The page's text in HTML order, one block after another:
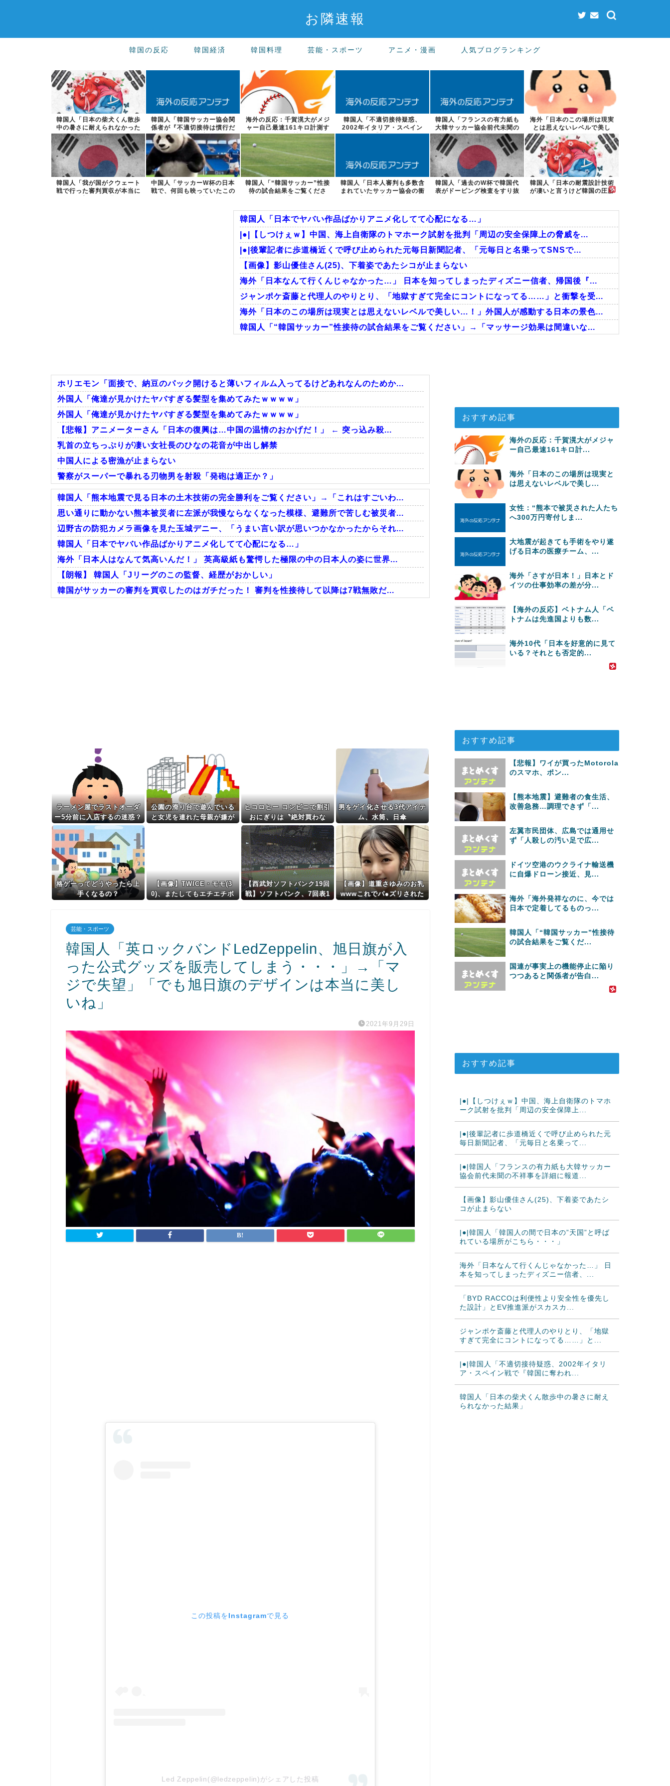
お隣速報
韓国の反応 韓国経済 韓国料理 芸能・スポーツ アニメ・漫画 人気ブログランキング
韓国人「日本の柴犬くん散歩
中の暑さに耐えられなかった
結果」
韓国人「韓国サッカー協会関
係者が『不適切接待は慣行だ
った』と衝撃...
海外の反応：千賀滉大がメジ
ャー自己最速161キロ計測す
るなど2戦...
韓国人「不適切接待疑惑、
2002年イタリア・スペイン
戦で『韓国に...
韓国人「フランスの有力紙も
大韓サッカー協会前代未聞の
不祥事を詳細...
海外「日本のこの場所は現実
とは思えないレベルで美し
い…！」外国人...
韓国人「我が国がクウェート
戦で行った審判買収が本当に
中国人「サッカーW杯の日本
戦で、何回も映っていたこの
韓国人「“韓国サッカー”性接
待の試合結果をご覧くださ
韓国人「日本人審判も多数含
まれていたサッカー協会の衝
韓国人「過去のW杯で韓国代
表がドーピング検査をすり抜
韓国人「日本の耐震設計技術
が凄いと言うけど韓国の圧勝
韓国人「日本でヤバい作品ばかりアニメ化してて心配になる…」
|●|【しつけぇｗ】中国、海上自衛隊のトマホーク試射を批判「周辺の安全保障上の脅威を...
|●|後輩記者に歩道橋近くで呼び止められた元毎日新聞記者、「元毎日と名乗ってSNSで...
【画像】影山優佳さん(25)、下着姿であたシコが止まらない
海外「日本なんて行くんじゃなかった…」 日本を知ってしまったディズニー信者、帰国後『...
ジャンポケ斎藤と代理人のやりとり、「地獄すぎて完全にコントになってる……」と衝撃を受...
海外「日本のこの場所は現実とは思えないレベルで美しい…！」外国人が感動する日本の景色...
韓国人「“韓国サッカー”性接待の試合結果をご覧ください」→「マッサージ効果は間違いな...
海外「さすが日本！」日本とドイツの仕事効率の差が分かる数字に海外が大騒ぎ
Powered by livedoor 相互RSS
ホリエモン「面接で、納豆のパック開けると薄いフィルム入ってるけどあれなんのためか...
外国人「俺達が見かけたヤバすぎる髪型を集めてみたｗｗｗｗ」
外国人「俺達が見かけたヤバすぎる髪型を集めてみたｗｗｗｗ」
【悲報】アニメーターさん「日本の復興は…中国の温情のおかげだ！」 ← 突っ込み殺...
乳首の立ちっぷりが凄い女社長のひなの花音が中出し解禁
中国人による密漁が止まらない
警察がスーパーで暴れる刃物男を射殺「発砲は適正か？」
Powered by livedoor 相互RSS
韓国人「熊本地震で見る日本の土木技術の完全勝利をご覧ください」→「これはすごいわ...
思い通りに動かない熊本被災者に左派が我慢ならなくなった模様、避難所で苦しむ被災者...
辺野古の防犯カメラ画像を見た玉城デニー、「うまい言い訳が思いつかなかったからそれ...
韓国人「日本でヤバい作品ばかりアニメ化してて心配になる…」
海外「日本人はなんて気高いんだ！」 英高級紙も驚愕した極限の中の日本人の姿に世界...
【朗報】 韓国人「Jリーグのこの監督、経歴がおかしい」
韓国がサッカーの審判を買収したのはガチだった！ 審判を性接待して以降は7戦無敗だ...
ラーメン屋でラストオーダ
ー5分前に入店するの迷惑？
公園の滑り台で遊んでいる
と女児を連れた母親が嫌が
ヒコロヒー コンビニで割引
おにぎりは〝絶対買わな
い〟理由
男をゲイ化させる3代アイテ
ム、水筒、日傘
格ゲーってどうやったら上
手くなるの？
【画像】TWICE・モモ(3
0)、またしてもエチエチボ
【西武対ソフトバンク19回
戦】ソフトバンク、7回表1
【画像】道重さゆみのお乳
wwwこれでパ●ズリされた
芸能・スポーツ
韓国人「英ロックバンドLedZeppelin、旭日旗が入
った公式グッズを販売してしまう・・・」→「マ
ジで失望」「でも旭日旗のデザインは本当に美し
いね」
2021年9月29日
この投稿をInstagramで見る
Led Zeppelin(@ledzeppelin)がシェアした投稿
おすすめ記事
海外の反応：千賀滉大がメジャ
ー自己最速161キロ計...
海外「日本のこの場所は現実と
は思えないレベルで美し...
女性：“熊本で被災された人たち
へ300万円寄付しま...
大地震が起きても手術をやり遂
げる日本の医療チーム、...
海外「さすが日本！」日本とド
イツの仕事効率の差が分...
【海外の反応】ベトナム人「ベ
トナムは先進国よりも数...
海外10代「日本を好意的に見て
いる？それとも否定的...
おすすめ記事
【悲報】ワイが買ったMotorola
のスマホ、ポン...
【熊本地震】避難者の食生活、
改善急務…調理できず「...
左翼市民団体、広島では通用せ
ず「人殺しの汚い足で広...
ドイツ空港のウクライナ輸送機
に自爆ドローン接近、見...
海外「海外発祥なのに、今では
日本で定着してるものっ...
韓国人「“韓国サッカー”性接待
の試合結果をご覧くだ...
国連が事実上の機能停止に陥り
つつあると関係者が告白...
おすすめ記事
|●|【しつけぇｗ】中国、海上自衛隊のトマホ
ーク試射を批判「周辺の安全保障上...
|●|後輩記者に歩道橋近くで呼び止められた元
毎日新聞記者、「元毎日と名乗って...
|●|韓国人「フランスの有力紙も大韓サッカー
協会前代未聞の不祥事を詳細に報道...
【画像】影山優佳さん(25)、下着姿であたシ
コが止まらない
|●|韓国人「韓国人の間で日本の”天国”と呼ば
れている場所がこちら・・・」
海外「日本なんて行くんじゃなかった…」 日
本を知ってしまったディズニー信者、...
「BYD RACCOは利便性より安全性を優先し
た設計」とEV推進派がスカスカ...
ジャンポケ斎藤と代理人のやりとり、「地獄
すぎて完全にコントになってる……」と...
|●|韓国人「不適切接待疑惑、2002年イタリ
ア・スペイン戦で『韓国に奪われ...
韓国人「日本の柴犬くん散歩中の暑さに耐え
られなかった結果」